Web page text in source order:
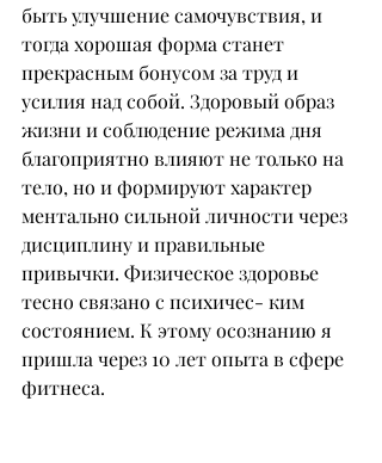
быть улучшение самочувствия, и
тогда хорошая форма станет
прекрасным бонусом за труд и
усилия над собой. Здоровый образ
жизни и соблюдение режима дня
благоприятно влияют не только на
тело, но и формируют характер
ментально сильной личности через
дисциплину и правильные
привычки. Физическое здоровье
тесно связано с психичес- ким
состоянием. К этому осознанию я
пришла через 10 лет опыта в сфере
фитнеса.